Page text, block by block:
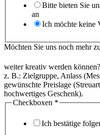
Bitte bieten Sie
an
Ich möchte keine
Möchten Sie uns noch mehr
weiter kreativ werden können?
z. B.: Zielgruppe, Anlass
gewünschte Preislage
hochwertiges Geschenk).
Checkboxen *
Ich bestätige